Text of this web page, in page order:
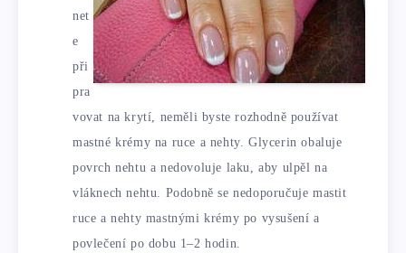
net
e
při
pra
vovat na krytí, neměli byste rozhodně používat
mastné krémy na ruce a nehty. Glycerin obaluje
povrch nehtu a nedovoluje laku, aby ulpěl na
vláknech nehtu. Podobně se nedoporučuje mastit
ruce a nehty mastnými krémy po vysušení a
povlečení po dobu 1–2 hodin.